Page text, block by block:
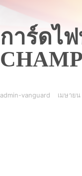
การ์ดไ
admin-vanguard เมษาย